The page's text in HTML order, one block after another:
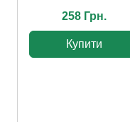
258 Грн.
Купити